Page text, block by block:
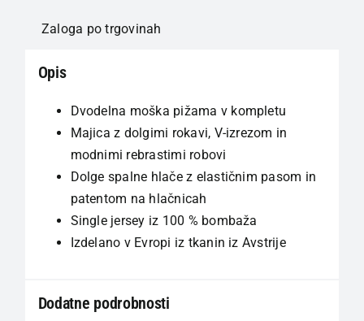
Zaloga po trgovinah
Opis
Dvodelna moška pižama v kompletu
Majica z dolgimi rokavi, V-izrezom in
modnimi rebrastimi robovi
Dolge spalne hlače z elastičnim pasom in
patentom na hlačnicah
Single jersey iz 100 % bombaža
Izdelano v Evropi iz tkanin iz Avstrije
Dodatne podrobnosti